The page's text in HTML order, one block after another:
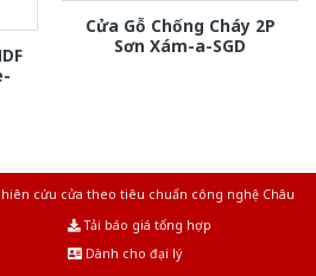
Cửa Gỗ Chống Cháy 2P
Sơn Xám-a-SGD
cứu cửa theo tiêu chuẩn công nghệ Châu
Tải báo giá tổng hợp
Dành cho đại lý